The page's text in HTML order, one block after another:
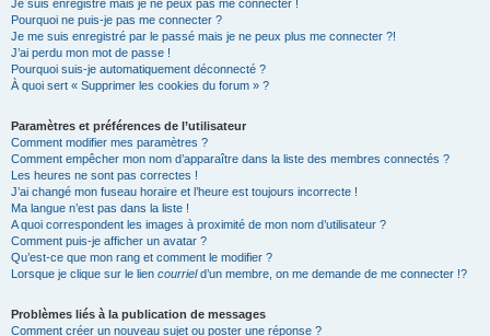
Je suis enregistré mais je ne peux pas me connecter !
Pourquoi ne puis-je pas me connecter ?
Je me suis enregistré par le passé mais je ne peux plus me connecter ?!
J’ai perdu mon mot de passe !
Pourquoi suis-je automatiquement déconnecté ?
À quoi sert « Supprimer les cookies du forum » ?
Paramètres et préférences de l’utilisateur
Comment modifier mes paramètres ?
Comment empêcher mon nom d’apparaître dans la liste des membres connectés ?
Les heures ne sont pas correctes !
J’ai changé mon fuseau horaire et l’heure est toujours incorrecte !
Ma langue n’est pas dans la liste !
A quoi correspondent les images à proximité de mon nom d’utilisateur ?
Comment puis-je afficher un avatar ?
Qu’est-ce que mon rang et comment le modifier ?
Lorsque je clique sur le lien courrield’un membre, on me demande de me connecter !?
Problèmes liés à la publication de messages
Comment créer un nouveau sujet ou poster une réponse ?